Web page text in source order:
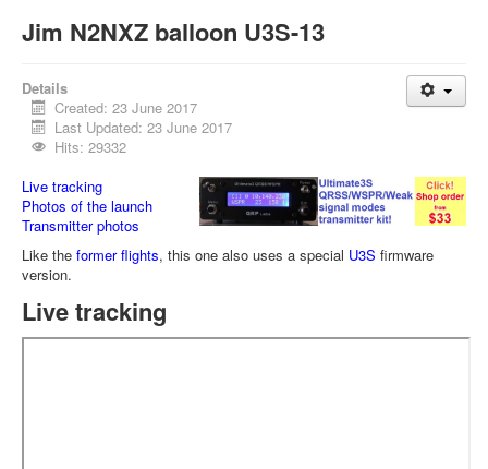
Jim N2NXZ balloon U3S-13
Details
Created: 23 June 2017
Last Updated: 23 June 2017
Hits: 29332
Live tracking
Photos of the launch
Transmitter photos
Like the former flights, this one also uses a special U3S firmware
version.
Live tracking